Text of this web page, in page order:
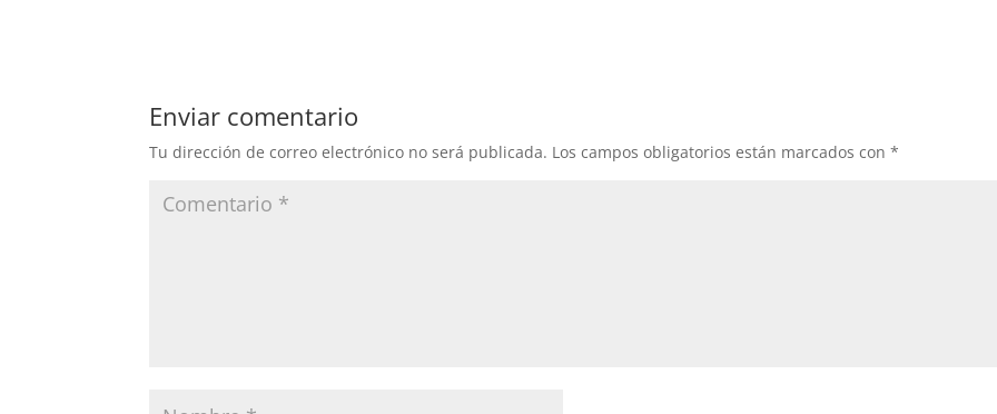
Enviar comentario
Tu dirección de correo electrónico no será publicada. Los campos obligatorios están marcados con*